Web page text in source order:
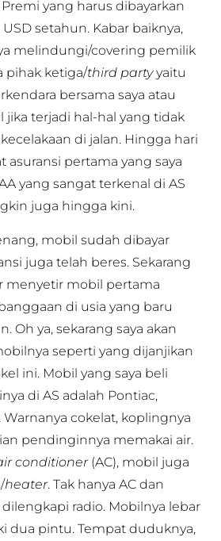
yang harus dibayarkan
USD setahun. Kabar baiknya,
melindungi/covering pemilik
pihak ketiga/third partyyaitu
bersama saya atau
terjadi hal-hal yang tidak
di jalan. Hingga hari
asuransi pertama yang saya
yang sangat terkenal di AS
juga hingga kini.
mobil sudah dibayar
juga telah beres. Sekarang
menyetir mobil pertama
di usia yang baru
Oh ya, sekarang saya akan
seperti yang dijanjikan
ini. Mobil yang saya beli
di AS adalah Pontiac,
cokelat, koplingnya
pendinginnya memakai air.
conditioner (AC), mobil juga
heater. Tak hanya AC dan
radio. Mobilnya lebar
dua pintu. Tempat duduknya,